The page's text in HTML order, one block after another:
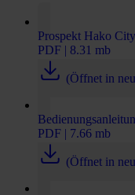
Prospekt Hako
PDF | 8.31 mb
(Öffnet in
PDF | 7.66 mb
(Öffnet in